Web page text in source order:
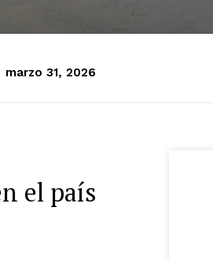
marzo 31, 2026
el país